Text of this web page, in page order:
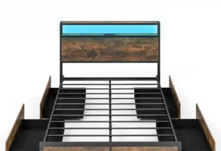
Tendances
Éclairage Déco